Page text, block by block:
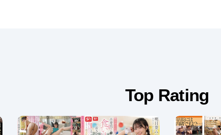
Top Rating